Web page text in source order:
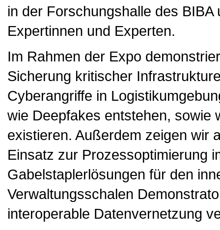
in der Forschungshalle des
Expertinnen und Experten.
Im Rahmen der Expo
Sicherung kritischer
Cyberangriffe in
wie Deepfakes entstehen, sowie
existieren. Außerdem zeigen wir
Einsatz zur Prozessoptimierung
Gabelstaplerlösungen für den
Verwaltungsschalen
interoperable Datenvernetzung